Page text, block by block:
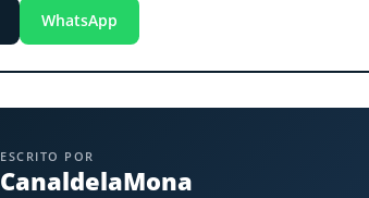
WhatsApp
ESCRITO POR
CanaldelaMona